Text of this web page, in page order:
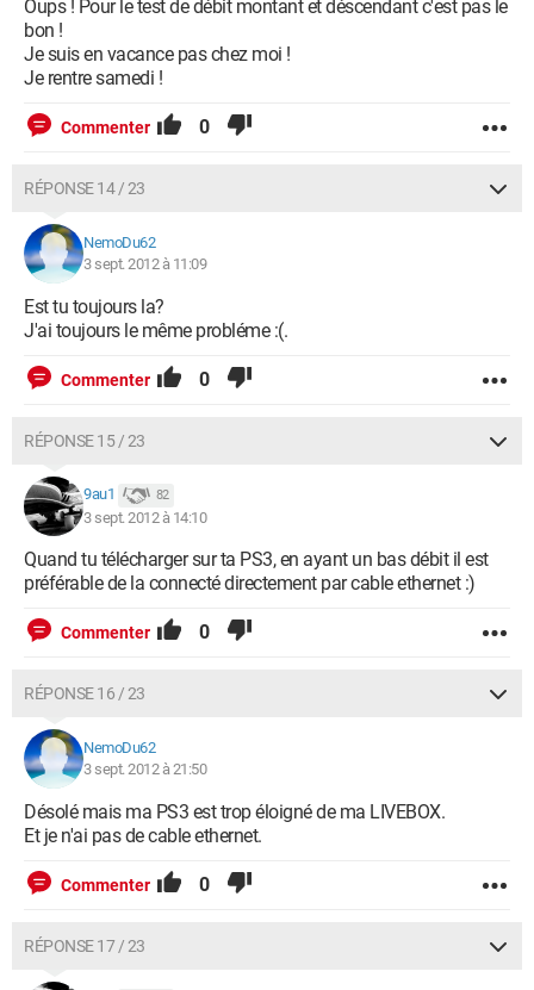
Oups ! Pour le test de débit montant et déscendant c'est pas le
bon !
Je suis en vacance pas chez moi !
Je rentre samedi !
Commenter 0
RÉPONSE 14 / 23
NemoDu62
3 sept. 2012 à 11:09
Est tu toujours la?
J'ai toujours le même probléme :(.
Commenter 0
RÉPONSE 15 / 23
9au1 82
3 sept. 2012 à 14:10
Quand tu télécharger sur ta PS3, en ayant un bas débit il est
préférable de la connecté directement par cable ethernet :)
Commenter 0
RÉPONSE 16 / 23
NemoDu62
3 sept. 2012 à 21:50
Désolé mais ma PS3 est trop éloigné de ma LIVEBOX.
Et je n'ai pas de cable ethernet.
Commenter 0
RÉPONSE 17 / 23